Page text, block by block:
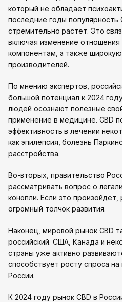
который не обладает
последние годы популярность
стремительно растет. Это
включая изменение
компонентам, а также
производителей.
По мнению экспертов,
большой потенциал к 2024
людей осознают полезные
применение в медицине. CBD
эффективность в лечении
как эпилепсия, болезнь
расстройства.
Во-вторых, правительство
рассматривать вопрос о
конопли. Если это произойдет,
огромный толчок развития.
Наконец, мировой рынок CBD
российский. США, Канада и
страны уже активно
способствует росту спроса на
России.
К 2024 году рынок CBD в